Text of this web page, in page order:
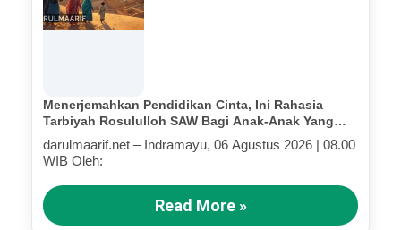
Menerjemahkan Pendidikan Cinta, Ini Rahasia
Tarbiyah Rosululloh SAW Bagi Anak-Anak Yang
Terluka (Bagian IV)
darulmaarif.net – Indramayu, 06 Agustus 2026 | 08.00
WIB Oleh:
Read More »